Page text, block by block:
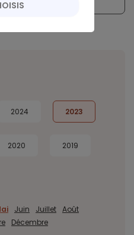
2024 2023
2020 2019
Juin Juillet Août
Décembre